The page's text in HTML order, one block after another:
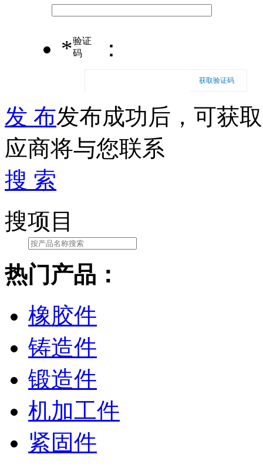
*验证
码
：
获取验证码
发 布发布成功后，可获
应商将与您联系
搜 索
搜项目
热门产品：
橡胶件
铸造件
锻造件
机加工件
紧固件